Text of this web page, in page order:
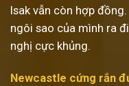
Isak vẫn còn hợp
ngôi sao của mình ra
nghị cực khủng.
Newcastle cứng rắn